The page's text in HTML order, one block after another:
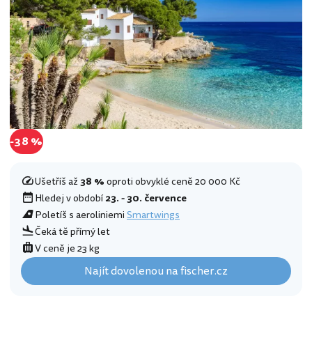
-38 %
Ušetříš až38 %oproti obvyklé ceně 20 000 Kč
Hledej v období23. - 30. července
Poletíš s aeroliniemiSmartwings
Čeká tě přímý let
V ceně je 23 kg
Najít dovolenou na fischer.cz